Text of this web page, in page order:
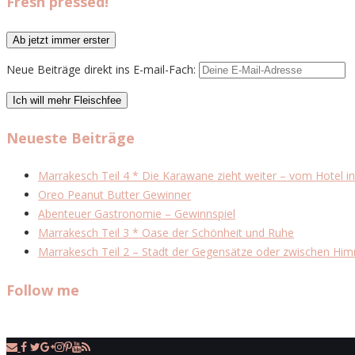
Neue Beiträge direkt ins E-mail-Fach:
Neueste Beiträge
Marrakesch Teil 4 * Die Karawane zieht weiter – vom Hotel
Oreo Peanut Butter Gewinner
Abenteuer Gastronomie – Gewinnspiel
Marrakesch Teil 3 * Oase der Schönheit und Ruhe
Marrakesch Teil 2 – Stadt der Gegensätze oder zwischen
Follow me